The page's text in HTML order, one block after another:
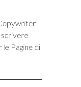
Pagine di